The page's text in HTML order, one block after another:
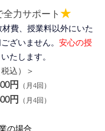
全力サポート ★
費、授業料以外にいた
ざいません。 安心の授
たします。
込）＞
円 （月4回）
円 （月4回）
の場合